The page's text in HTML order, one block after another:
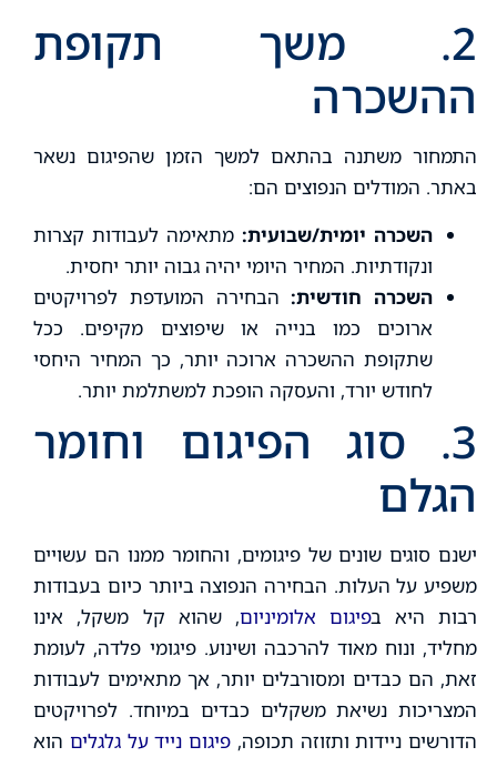
2. משך תקופת
ההשכרה
התמחור משתנה בהתאם למשך הזמן שהפיגום נשאר
באתר. המודלים הנפוצים הם:
השכרה יומית/שבועית: מתאימה לעבודות קצרות
ונקודתיות. המחיר היומי יהיה גבוה יותר יחסית.
השכרה חודשית: הבחירה המועדפת לפרויקטים
ארוכים כמו בנייה או שיפוצים מקיפים. ככל
שתקופת ההשכרה ארוכה יותר, כך המחיר היחסי
לחודש יורד, והעסקה הופכת למשתלמת יותר.
3. סוג הפיגום וחומר
הגלם
ישנם סוגים שונים של פיגומים, והחומר ממנו הם עשויים
משפיע על העלות. הבחירה הנפוצה ביותר כיום בעבודות
רבות היא בפיגום אלומיניום, שהוא קל משקל, אינו
מחליד, ונוח מאוד להרכבה ושינוע. פיגומי פלדה, לעומת
זאת, הם כבדים ומסורבלים יותר, אך מתאימים לעבודות
המצריכות נשיאת משקלים כבדים במיוחד. לפרויקטים
הדורשים ניידות ותזוזה תכופה, פיגום נייד על גלגלים הוא